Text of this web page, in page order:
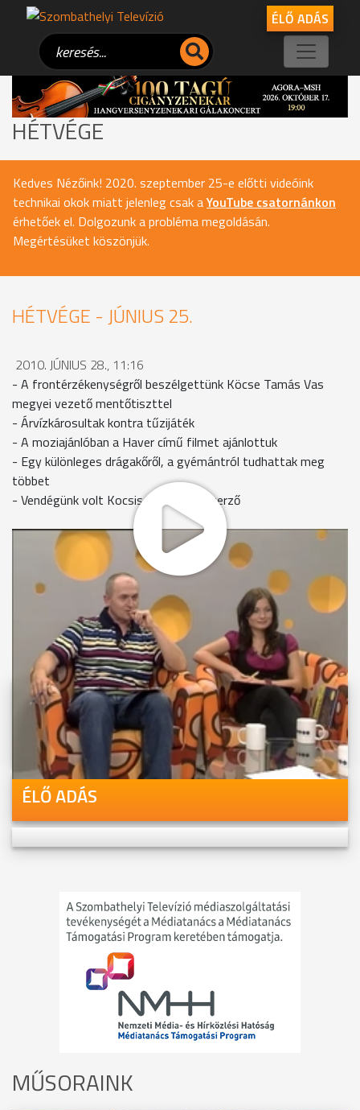
ÉLŐ ADÁS
HÉTVÉGE
Kedves Nézőink! 2020. szeptember 25-e előtti videóink
technikai okok miatt jelenleg csak aYouTube csatornánkon
érhetőek el. Dolgozunk a probléma megoldásán.
Megértésüket köszönjük.
HÉTVÉGE - JÚNIUS 25.
2010. JÚNIUS 28., 11:16
- A frontérzékenységről beszélgettünk Köcse Tamás Vas
megyei vezető mentőtiszttel
- Árvízkárosultak kontra tűzijáték
- A moziajánlóban a Haver című filmet ajánlottuk
- Egy különleges drágakőről, a gyémántról tudhattak meg
többet
- Vendégünk volt Kocsis Zsolt zeneszerző
MEGOSZTÁS
Videóink megtekinthetőek
Youtube-csatornánkon is!
ÉLŐ ADÁS
MŰSORAINK